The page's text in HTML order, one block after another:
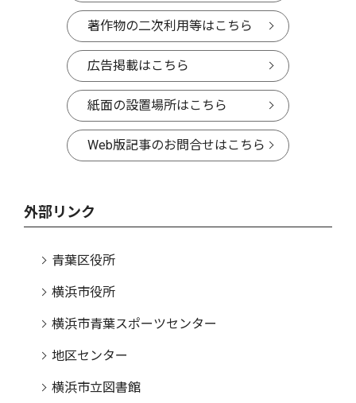
著作物の二次利用等はこちら
広告掲載はこちら
紙面の設置場所はこちら
Web版記事のお問合せはこちら
外部リンク
青葉区役所
横浜市役所
横浜市青葉スポーツセンター
地区センター
横浜市立図書館